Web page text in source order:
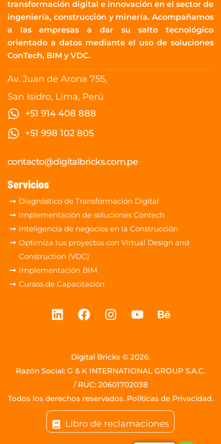
transformación digital e innovación en el sector de
ingeniería, construcción y minería. Acompañamos
a las empresas a dar su salto tecnológico
orientado a datos mediante el uso de soluciones
ConTech, BIM y VDC.
Av. Juan de Arona 755,
San Isidro, Lima, Perú
+51 914 408 888
+51 998 102 805
contacto@digitalbricks.com.pe
Servicios
Diagnóstico de Transformación Digital
Implementación de soluciones Contech
Inteligencia de negocios en la Construcción
Optimiza tus proyectos con Virtual Design and
Construction (VDC)
Implementación BIM
Cursos de Capacitación
Digital Bricks © 2026.
Razón Social: G & K INTERNATIONAL GROUP S.A.C.
/ RUC: 20601702038
Todos los derechos reservados. Políticas de Privacidad.
Libro de reclamaciones